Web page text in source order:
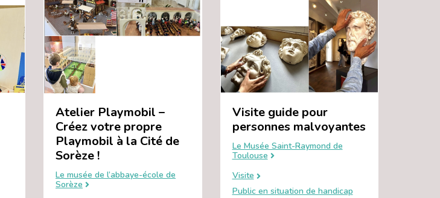
Atelier Playmobil –
Créez votre propre
Playmobil à la Cité de
Sorèze !
Le musée de l’abbaye-école de
Sorèze
Visite guide pour
personnes malvoyantes
Le Musée Saint-Raymond de
Toulouse
Visite
Public en situation de handicap